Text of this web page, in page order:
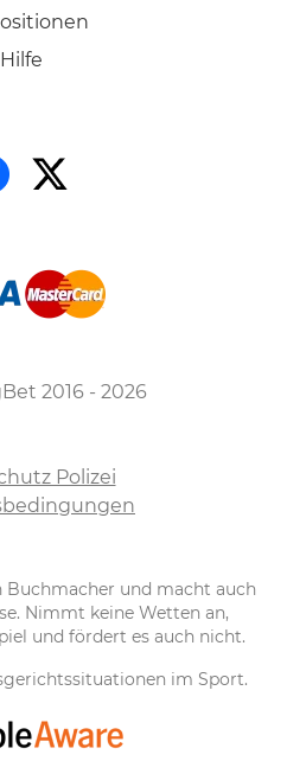
Hilfe
2016 - 2026
Polizei
und macht auch
Nimmt keine Wetten an,
und fördert es auch nicht.
im Sport.